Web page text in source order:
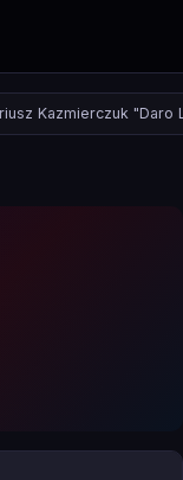
Kazmierczuk "Daro